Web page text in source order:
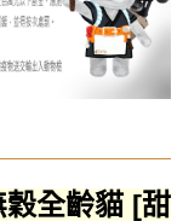
全齡貓 [甜